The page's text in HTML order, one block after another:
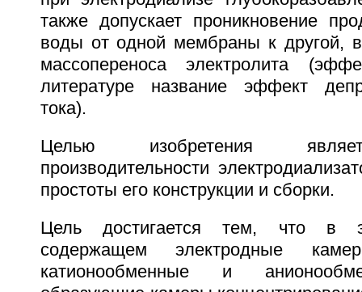
также допускает проникновение
воды от одной мембраны к другой,
массопереноса электролита
литературе название эффект
тока).
Целью изобретения
производительности
простоты его конструкции и сборки.
Цель достигается тем, что в
содержащем электродные
катионообменные и